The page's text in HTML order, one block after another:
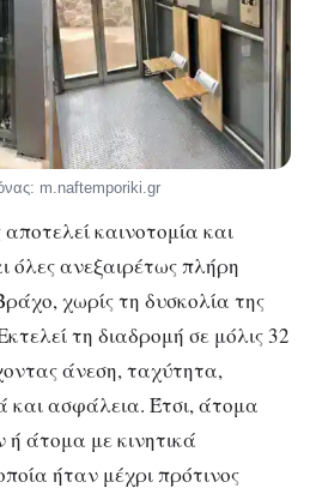
m.naftemporiki.gr
καινοτομία και
όλες ανεξαιρέτως πλήρη
χωρίς τη δυσκολία της
τη διαδρομή σε μόλις 32
άνεση, ταχύτητα,
ασφάλεια. Έτσι, άτομα
άτομα με κινητικά
ήταν μέχρι πρότινος